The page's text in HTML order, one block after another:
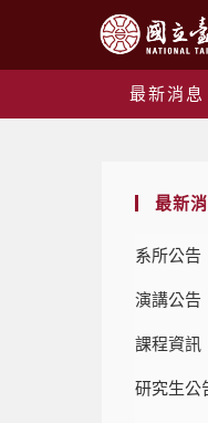
最新消息
最新
系所公告
演講公告
課程資訊
研究生公